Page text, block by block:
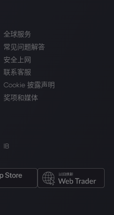
全球服务
常见问题解答
安全上网
联系客服
Cookie 披露声明
奖项和媒体
IB